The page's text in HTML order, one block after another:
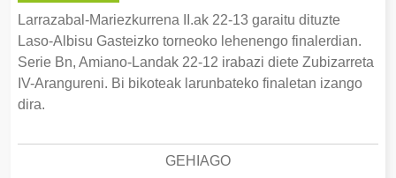
Larrazabal-Mariezkurrena II.ak 22-13 garaitu dituzte
Laso-Albisu Gasteizko torneoko lehenengo finalerdian.
Serie Bn, Amiano-Landak 22-12 irabazi diete Zubizarreta
IV-Arangureni. Bi bikoteak larunbateko finaletan izango
dira.
GEHIAGO